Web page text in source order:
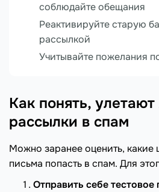
соблюдайте обещания
Реактивируйте старую
рассылкой
Учитывайте пожелания
Как понять,
рассылки в спам
Можно заранее оценить, какие
письма попасть в спам. Для
Отправить себе тестовое